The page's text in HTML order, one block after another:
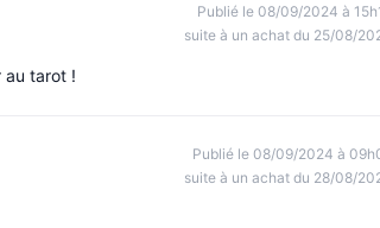
Publié le 08/09/2024 à
suite à un achat du 25/08/
au tarot !
Publié le 08/09/2024 à
suite à un achat du 28/08/